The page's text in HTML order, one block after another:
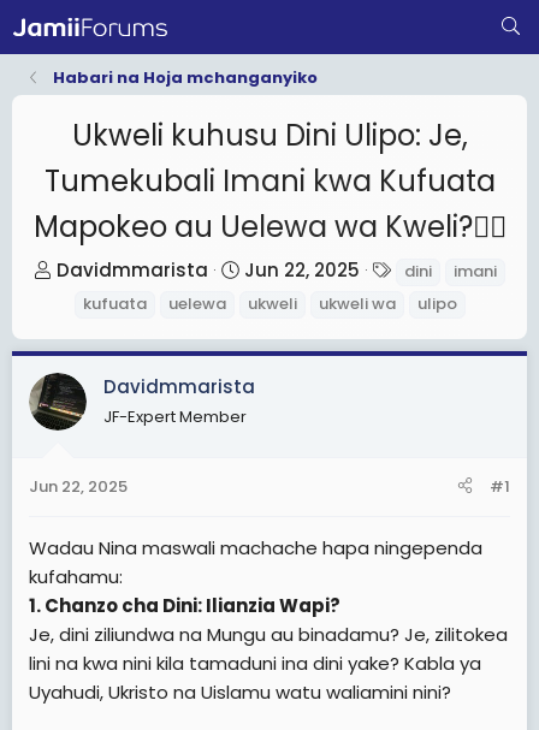
Habari na Hoja mchanganyiko
Ukweli kuhusu Dini Ulipo: Je,
Tumekubali Imani kwa Kufuata
Mapokeo au Uelewa wa Kweli?👇🏻
T
e
a
d
a
t
e
r
Davidmmarista
S
t
r
t
d
Jun 22, 2025
a
s
dini
imani
kufuata
uelewa ukweli ukweli wa ulipo
Davidmmarista
JF-Expert Member
Jun 22, 2025 #1
Wadau Nina maswali machache hapa ningependa
kufahamu:
1. Chanzo cha Dini: Ilianzia Wapi?
Je, dini ziliundwa na Mungu au binadamu? Je, zilitokea
lini na kwa nini kila tamaduni ina dini yake? Kabla ya
Uyahudi, Ukristo na Uislamu watu waliamini nini?